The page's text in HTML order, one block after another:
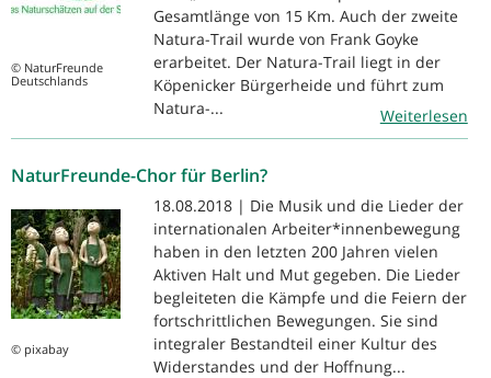
© NaturFreunde
Deutschlands
Gesamtlänge von 15 Km. Auch der zweite
Natura-Trail wurde von Frank Goyke
erarbeitet. Der Natura-Trail liegt in der
Köpenicker Bürgerheide und führt zum
Natura-...
Weiterlesen
NaturFreunde-Chor für Berlin?
© pixabay
18.08.2018 | Die Musik und die Lieder der
internationalen Arbeiter*innenbewegung
haben in den letzten 200 Jahren vielen
Aktiven Halt und Mut gegeben. Die Lieder
begleiteten die Kämpfe und die Feiern der
fortschrittlichen Bewegungen. Sie sind
integraler Bestandteil einer Kultur des
Widerstandes und der Hoffnung...